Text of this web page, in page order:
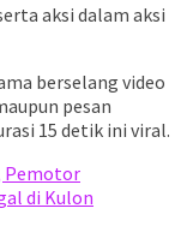
aksi dalam aksi
berselang video
pesan
15 detik ini viral.
Pemotor
di Kulon